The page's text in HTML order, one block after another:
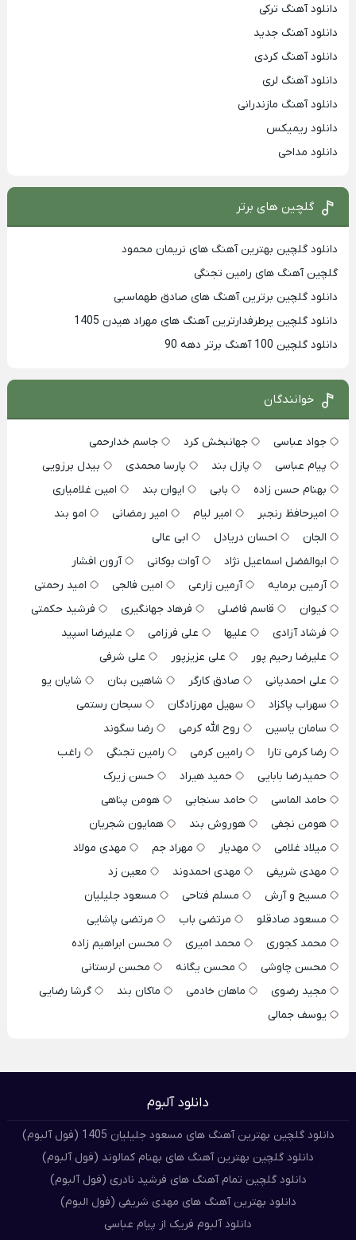
دانلود آهنگ ترکی
دانلود آهنگ جدید
دانلود آهنگ کردی
دانلود آهنگ لری
دانلود آهنگ مازندرانی
دانلود ریمیکس
دانلود مداحی
گلچین های برتر
دانلود گلچین بهترین آهنگ های نریمان محمود
گلچین آهنگ های رامین تجنگی
دانلود گلچین برترین آهنگ های صادق طهماسبی
دانلود گلچین پرطرفدارترین آهنگ های مهراد هیدن 1405
دانلود گلچین 100 آهنگ برتر دهه 90
خوانندگان
جواد عباسی جهانبخش کرد
جاسم خدارحمی
پیام عباسی
پازل بند پارسا محمدی
بیدل برزویی
بهنام حسن زاده
بابی ایوان بند
امین غلامیاری
امیرحافظ رنجبر
امیر لیام امیر رمضانی
امو بند
الجان
احسان دریادل
ابی عالی
ابوالفضل اسماعیل نژاد
آوات بوکانی
آرون افشار
آرمین برمایه
آرمین زارعی امین فالجی
امید رحمتی
کیوان
قاسم فاضلی فرهاد جهانگیری
فرشید حکمتی
فرشاد آزادی
علیها علی فرزامی
علیرضا اسپید
علیرضا رحیم پور
علی عزیزپور
علی شرفی
علی احمدیانی
صادق کارگر شاهین بنان
شایان یو
سهراب پاکزاد
سهیل مهرزادگان
سبحان رستمی
سامان یاسین
روح الله کرمی
رضا سگوند
رضا کرمی تارا
رامین کرمی رامین تجنگی
راغب
حمیدرضا بابایی
حمید هیراد
حسن زیرک
حامد الماسی
حامد سنجابی
هومن پناهی
هومن نجفی
هوروش بند
همایون شجریان
میلاد غلامی
مهدیار مهراد جم
مهدی مولاد
مهدی شریفی
مهدی احمدوند
معین زد
مسیح و آرش
مسلم فتاحی
مسعود جلیلیان
مسعود صادقلو
مرتضی باب
مرتضی پاشایی
محمد کجوری
محمد امیری
محسن ابراهیم زاده
محسن چاوشی
محسن یگانه
محسن لرستانی
مجید رضوی
ماهان خادمی ماکان بند
گرشا رضایی
یوسف جمالی
دانلود آلبوم
دانلود گلچین بهترین آهنگ های مسعود جلیلیان 1405 (فول آلبوم)
دانلود گلچین بهترین آهنگ های بهنام کمالوند (فول آلبوم)
دانلود گلچین تمام آهنگ های فرشید نادری (فول آلبوم)
دانلود بهترین آهنگ های مهدی شریفی (فول البوم)
دانلود آلبوم فریک از پیام عباسی